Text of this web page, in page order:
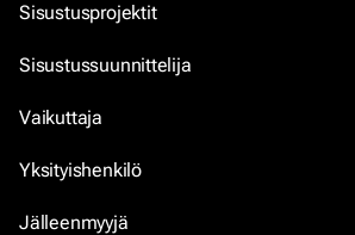
Sisustusprojektit
Sisustussuunnittelija
Vaikuttaja
Yksityishenkilö
Jälleenmyyjä